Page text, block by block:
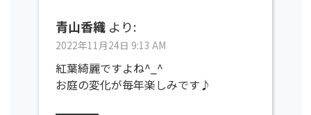
青山香織 より:
2022年11月24日 9:13 AM
紅葉綺麗ですよね^_^
お庭の変化が毎年楽しみです♪